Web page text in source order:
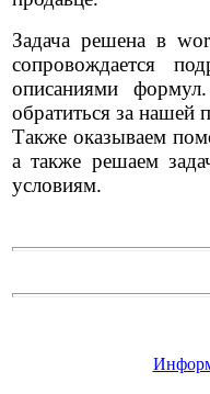
Задача решена в
сопровождается
описаниями
обратиться за
Также оказываем
а также решаем
условиям.